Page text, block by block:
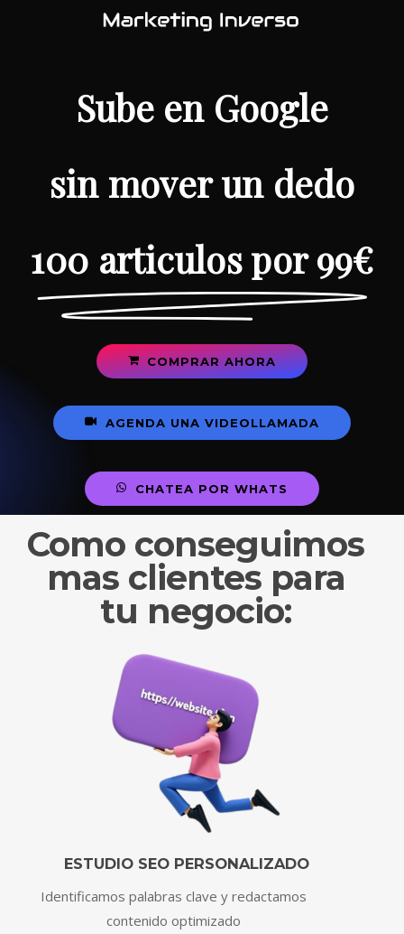
Sube en Google
sin mover un dedo
100 articulos por 99€
COMPRAR AHORA
AGENDA UNA VIDEOLLAMADA
CHATEA POR WHATS
Como conseguimos
mas clientes para
tu negocio:
ESTUDIO SEO PERSONALIZADO
Identificamos palabras clave y redactamos
contenido optimizado